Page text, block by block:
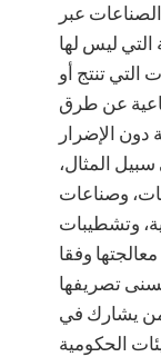
عبر
ليس لها
التي تنتج أو
عن طرق
دون الإضرار
سبيل المثال،
وصناعات
وتشطيبات
وفقا
تصريفها
من يشارك في
الحكومية